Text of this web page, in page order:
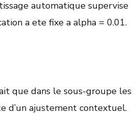
automatique supervise
a ete fixe a alpha = 0.01.
que dans le sous-groupe les
d’un ajustement contextuel.